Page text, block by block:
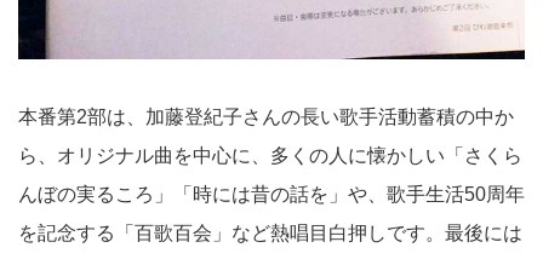
本番第2部は、加藤登紀子さんの長い歌手活動蓄積の中か
ら、オリジナル曲を中心に、多くの人に懐かしい「さくら
んぼの実るころ」「時には昔の話を」や、歌手生活50周年
を記念する「百歌百会」など熱唱目白押しです。最後には